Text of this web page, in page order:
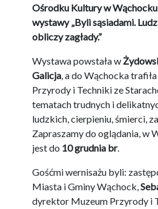
Ośrodku Kultury w Wąchocku
wystawy „Byli sąsiadami.
obliczy zagłady.”
Wystawa powstała w
Galicja, a do Wąchocka
Przyrody i Techniki ze
tematach trudnych i
ludzkich, cierpieniu, śmierci,
Zapraszamy do oglądania, w
jest do 10 grudnia br.
Gośćmi wernisażu byli:
Miasta i Gminy Wąchock,
dyrektor Muzeum Przyrody i